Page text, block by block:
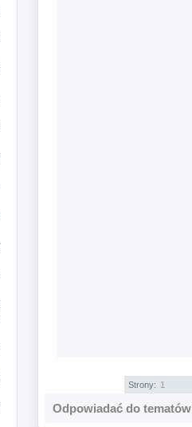
Strony: 1
Odpowiadać do